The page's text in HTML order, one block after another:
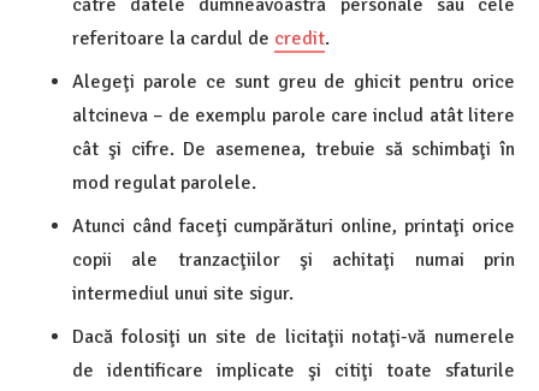
către datele dumneavoastră personale sau cele
referitoare la cardul de credit.
Alegeţi parole ce sunt greu de ghicit pentru orice
altcineva – de exemplu parole care includ atât litere
cât şi cifre. De asemenea, trebuie să schimbaţi în
mod regulat parolele.
Atunci când faceţi cumpărături online, printaţi orice
copii ale tranzacţiilor şi achitaţi numai prin
intermediul unui site sigur.
Dacă folosiţi un site de licitaţii notaţi-vă numerele
de identificare implicate şi citiţi toate sfaturile